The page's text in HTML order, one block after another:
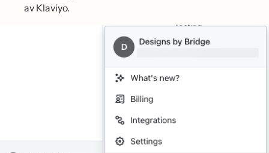
av Klaviyo.